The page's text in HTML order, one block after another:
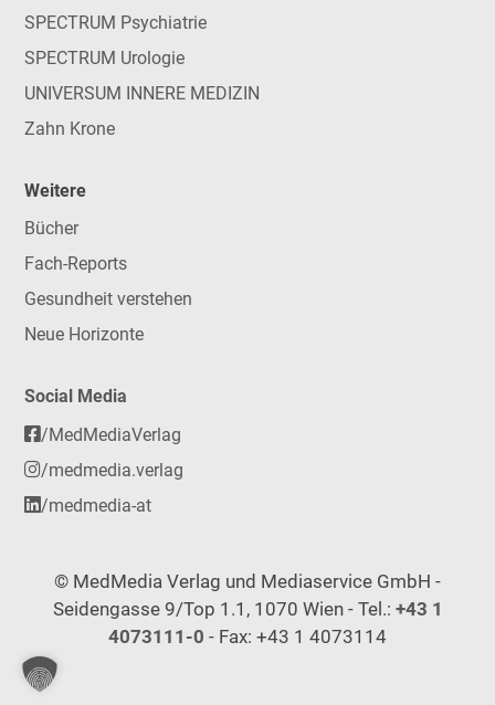
SPECTRUM Psychiatrie
SPECTRUM Urologie
UNIVERSUM INNERE MEDIZIN
Zahn Krone
Weitere
Bücher
Fach-Reports
Gesundheit verstehen
Neue Horizonte
Social Media
/MedMediaVerlag
/medmedia.verlag
/medmedia-at
© MedMedia Verlag und Mediaservice GmbH -
Seidengasse 9/Top 1.1, 1070 Wien - Tel.: +43 1
4073111-0 - Fax: +43 1 4073114